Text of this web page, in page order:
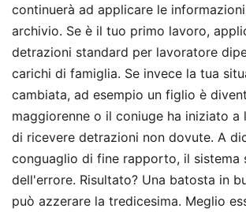
continuerà ad applicare le
archivio. Se è il tuo primo lavoro,
detrazioni standard per lavoratore
carichi di famiglia. Se invece la tua
cambiata, ad esempio un figlio è
maggiorenne o il coniuge ha iniziato a
di ricevere detrazioni non dovute. A
conguaglio di fine rapporto, il sistema
dell'errore. Risultato? Una batosta in
può azzerare la tredicesima. Meglio